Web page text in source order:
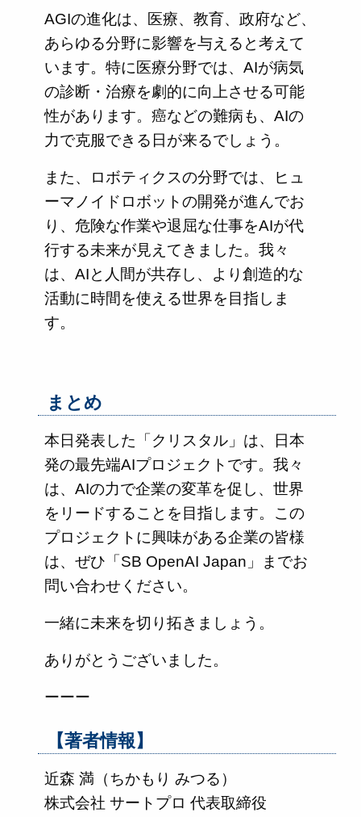
AGIの進化は、医療、教育、政府など、
あらゆる分野に影響を与えると考えて
います。特に医療分野では、AIが病気
の診断・治療を劇的に向上させる可能
性があります。癌などの難病も、AIの
力で克服できる日が来るでしょう。
また、ロボティクスの分野では、ヒュ
ーマノイドロボットの開発が進んでお
り、危険な作業や退屈な仕事をAIが代
行する未来が見えてきました。我々
は、AIと人間が共存し、より創造的な
活動に時間を使える世界を目指しま
す。
まとめ
本日発表した「クリスタル」は、日本
発の最先端AIプロジェクトです。我々
は、AIの力で企業の変革を促し、世界
をリードすることを目指します。この
プロジェクトに興味がある企業の皆様
は、ぜひ「SB OpenAI Japan」までお
問い合わせください。
一緒に未来を切り拓きましょう。
ありがとうございました。
ーーー
【著者情報】
近森 満（ちかもり みつる）
株式会社 サートプロ 代表取締役